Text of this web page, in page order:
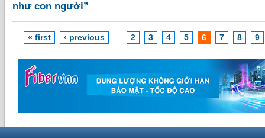
như con người”
« first ‹ previous 2 3 4 5 6 7 8 9